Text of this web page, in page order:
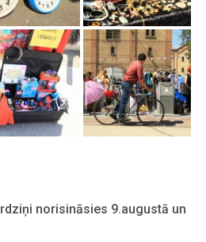
norisināsies 9.augustā un